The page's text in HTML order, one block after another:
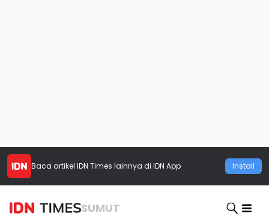
Baca artikel IDN Times lainnya di IDN App Install
SUMUT